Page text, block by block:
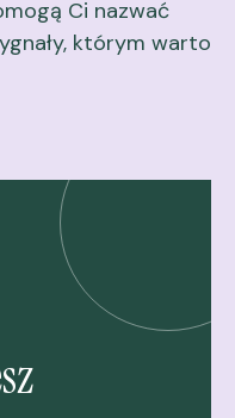
Ci nazwać
którym warto